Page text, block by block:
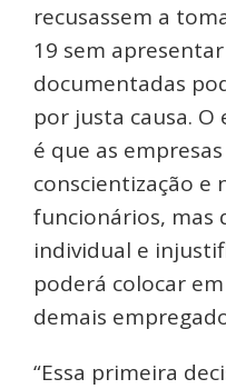
recusassem a
19 sem
documentadas
por justa causa.
é que as
conscientização e
funcionários, mas
individual e
poderá colocar
demais
“Essa primeira